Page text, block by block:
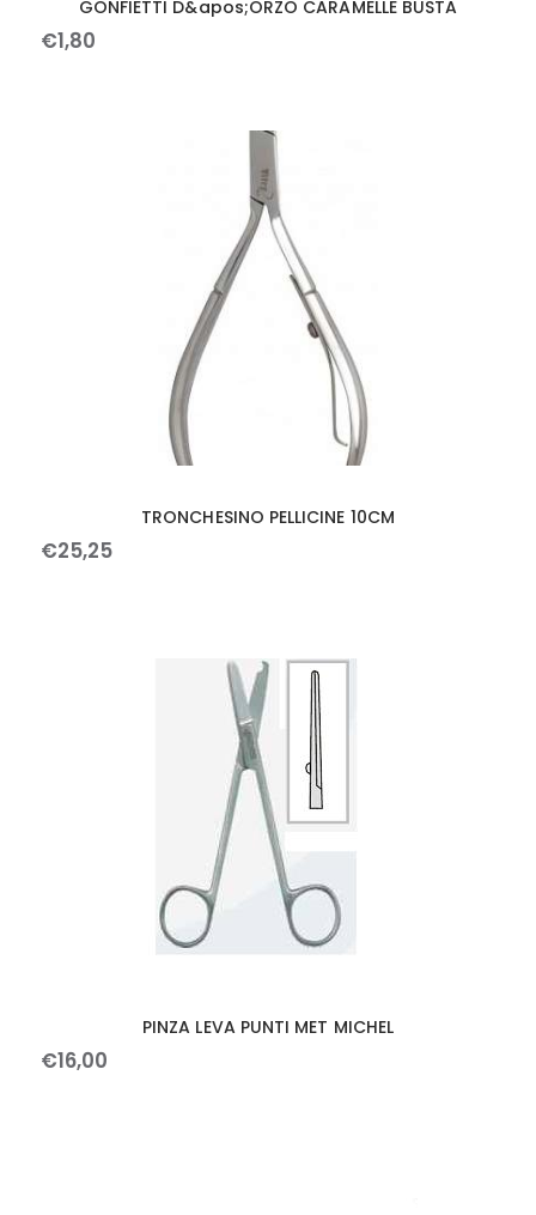
GONFIETTI D&apos;ORZO CARAMELLE BUSTA
€1,80
TRONCHESINO PELLICINE 10CM
€25,25
PINZA LEVA PUNTI MET MICHEL
€16,00